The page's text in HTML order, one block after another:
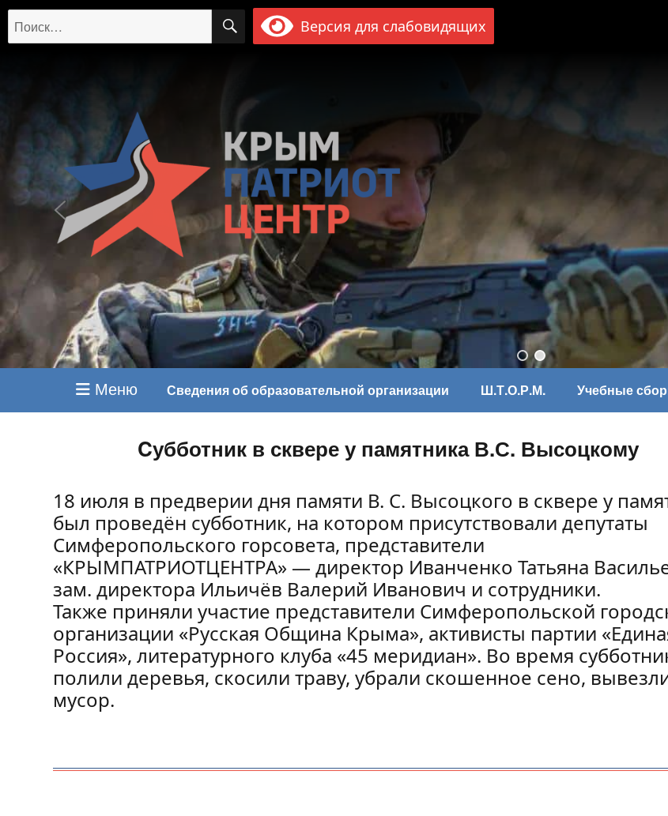
Искать: ПОИСК
Версия для слабовидящих
Меню Сведения об образовательной организации Ш.Т.О.Р.М. Учебные
Cубботник в сквере у памятника В.С. Высоцкому
18 июля в предверии дня памяти В. С. Высоцкого в сквере у
был проведён субботник, на котором присутствовали депутаты
Симферопольского горсовета, представители
«КРЫМПАТРИОТЦЕНТРА» — директор Иванченко Татьяна
зам. директора Ильичёв Валерий Иванович и сотрудники.
Также приняли участие представители Симферопольской
организации «Русская Община Крыма», активисты партии
Россия», литературного клуба «45 меридиан». Во время
полили деревья, скосили траву, убрали скошенное сено,
мусор.